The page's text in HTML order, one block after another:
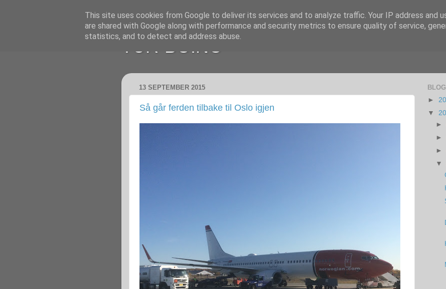
TUR-BO.NO
13 SEPTEMBER 2015
Så går ferden tilbake til Oslo igjen
►
▼
►
This site uses cookies from Google to deliver its services and to analyze traffic. Your IP address and
are shared with Google along with performance and security metrics to ensure quality of service,
statistics, and to detect and address abuse.